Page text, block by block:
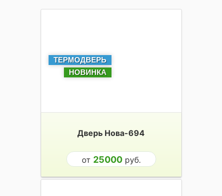
ТЕРМОДВЕРЬ
НОВИНКА
Дверь Нова-694
от 25000руб.